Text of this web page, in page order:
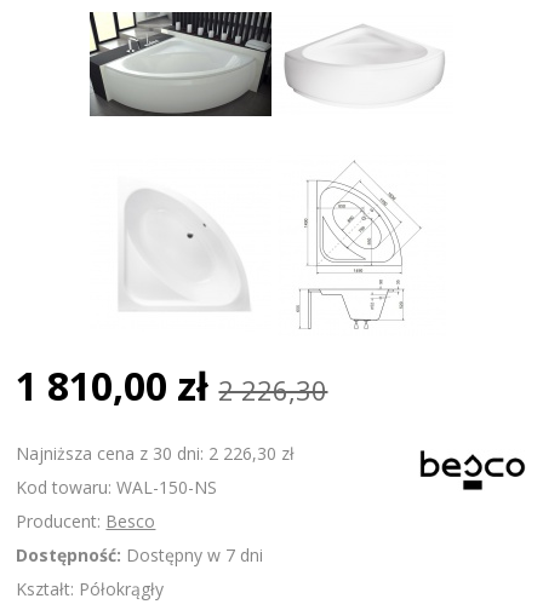
1 810,00 zł 2 226,30
Najniższa cena z 30 dni: 2 226,30 zł
Kod towaru: WAL-150-NS
Producent: Besco
Dostępność: Dostępny w 7 dni
Kształt: Półokrągły